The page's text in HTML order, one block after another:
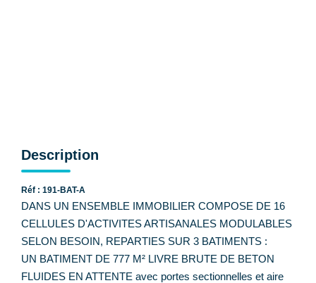
Description
Réf : 191-BAT-A
DANS UN ENSEMBLE IMMOBILIER COMPOSE DE 16
CELLULES D'ACTIVITES ARTISANALES MODULABLES
SELON BESOIN, REPARTIES SUR 3 BATIMENTS :
UN BATIMENT DE 777 M² LIVRE BRUTE DE BETON
FLUIDES EN ATTENTE avec portes sectionnelles et aire